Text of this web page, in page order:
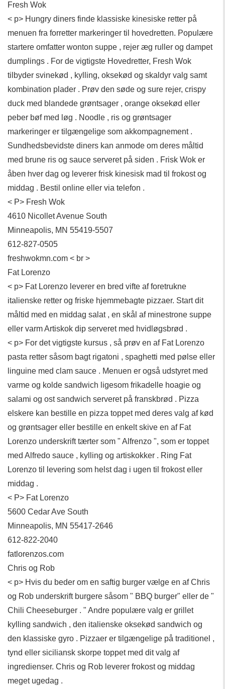
Fresh Wok
< p> Hungry diners finde klassiske kinesiske retter på
menuen fra forretter markeringer til hovedretten. Populære
startere omfatter wonton suppe , rejer æg ruller og dampet
dumplings . For de vigtigste Hovedretter, Fresh Wok
tilbyder svinekød , kylling, oksekød og skaldyr valg samt
kombination plader . Prøv den søde og sure rejer, crispy
duck med blandede grøntsager , orange oksekød eller
peber bøf med løg . Noodle , ris og grøntsager
markeringer er tilgængelige som akkompagnement .
Sundhedsbevidste diners kan anmode om deres måltid
med brune ris og sauce serveret på siden . Frisk Wok er
åben hver dag og leverer frisk kinesisk mad til frokost og
middag . Bestil online eller via telefon .
< P> Fresh Wok
4610 Nicollet Avenue South
Minneapolis, MN 55419-5507
612-827-0505
freshwokmn.com < br >
Fat Lorenzo
< p> Fat Lorenzo leverer en bred vifte af foretrukne
italienske retter og friske hjemmebagte pizzaer. Start dit
måltid med en middag salat , en skål af minestrone suppe
eller varm Artiskok dip serveret med hvidløgsbrød .
< p> For det vigtigste kursus , så prøv en af ​​Fat Lorenzo
pasta retter såsom bagt rigatoni , spaghetti med pølse eller
linguine med clam sauce . Menuen er også udstyret med
varme og kolde sandwich ligesom frikadelle hoagie og
salami og ost sandwich serveret på franskbrød . Pizza
elskere kan bestille en pizza toppet med deres valg af kød
og grøntsager eller bestille en enkelt skive en af ​​Fat
Lorenzo underskrift tærter som " Alfrenzo ", som er toppet
med Alfredo sauce , kylling og artiskokker . Ring Fat
Lorenzo til levering som helst dag i ugen til frokost eller
middag .
< P> Fat Lorenzo
5600 Cedar Ave South
Minneapolis, MN 55417-2646
612-822-2040
fatlorenzos.com
Chris og Rob
< p> Hvis du beder om en saftig burger vælge en af ​​Chris
og Rob underskrift burgere såsom " BBQ burger" eller de "
Chili Cheeseburger . " Andre populære valg er grillet
kylling sandwich , den italienske oksekød sandwich og
den klassiske gyro . Pizzaer er tilgængelige på traditionel ,
tynd eller siciliansk skorpe toppet med dit valg af
ingredienser. Chris og Rob leverer frokost og middag
meget ugedag .